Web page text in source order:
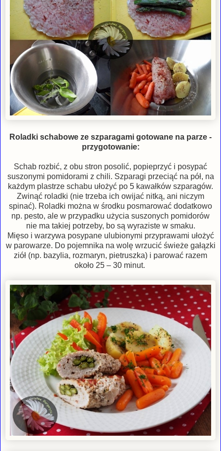
Roladki schabowe ze szparagami gotowane na parze -
przygotowanie:
Schab rozbić, z obu stron posolić, popieprzyć i posypać
suszonymi pomidorami z chili. Szparagi przeciąć na pół, na
każdym plastrze schabu ułożyć po 5 kawałków szparagów.
Zwinąć roladki (nie trzeba ich owijać nitką, ani niczym
spinać). Roladki można w środku posmarować dodatkowo
np. pesto, ale w przypadku użycia suszonych pomidorów
nie ma takiej potrzeby, bo są wyraziste w smaku.
Mięso i warzywa posypane ulubionymi przyprawami ułożyć
w parowarze. Do pojemnika na wolę wrzucić świeże gałązki
ziół (np. bazylia, rozmaryn, pietruszka) i parować razem
około 25 – 30 minut.